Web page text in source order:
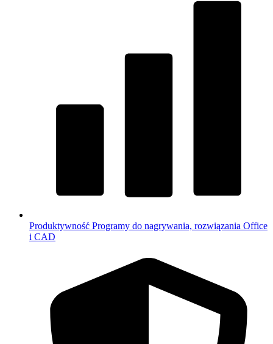
Produktywność Programy do nagrywania, rozwiązania Office
i CAD